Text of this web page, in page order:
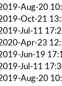
Aug-20
Oct-21
Jul-11
Apr-23
Jun-19
Jul-11
Aug-20